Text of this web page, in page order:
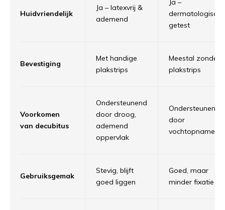
Huidvriendelijk
Ja – latexvrij &
ademend
Ja –
dermatologisch
getest
Bevestiging
Met handige
plakstrips
Meestal zonder
plakstrips
Voorkomen
van decubitus
Ondersteunend
door droog,
ademend
oppervlak
Ondersteunend
door
vochtopname
Gebruiksgemak
Stevig, blijft
goed liggen
Goed, maar
minder fixatie